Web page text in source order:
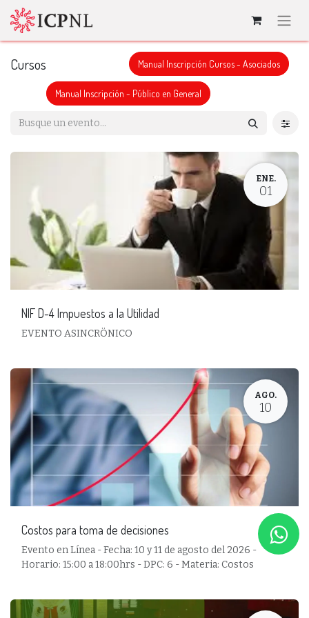
Cursos Manual Inscripción Cursos - Asociados
Manual Inscripción - Público en General
ENE.
01
NIF D-4 Impuestos a la Utilidad
EVENTO ASINCRÖNICO
AGO.
10
Costos para toma de decisiones
Evento en Línea - Fecha: 10 y 11 de agosto del 2026 -
Horario: 15:00 a 18:00hrs - DPC: 6 - Materia: Costos